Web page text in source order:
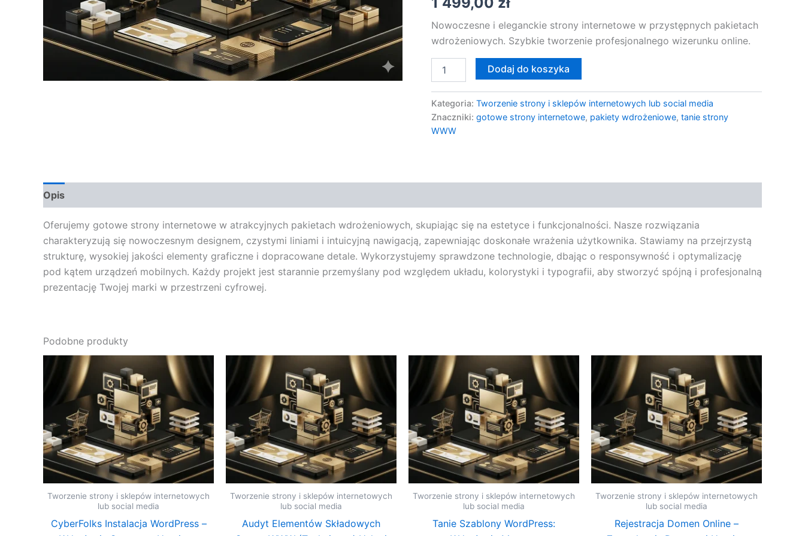
Nowoczesne i eleganckie strony internetowe w przystępnych pakietach
wdrożeniowych. Szybkie tworzenie profesjonalnego wizerunku online.
Dodaj do koszyka
Kategoria: Tworzenie strony i sklepów internetowych lub social media
Znaczniki: gotowe strony internetowe, pakiety wdrożeniowe, tanie strony
WWW
Opis
Oferujemy gotowe strony internetowe w atrakcyjnych pakietach wdrożeniowych, skupiając się na estetyce i funkcjonalności. Nasze rozwiązania
charakteryzują się nowoczesnym designem, czystymi liniami i intuicyjną nawigacją, zapewniając doskonałe wrażenia użytkownika. Stawiamy na przejrzystą
strukturę, wysokiej jakości elementy graficzne i dopracowane detale. Wykorzystujemy sprawdzone technologie, dbając o responsywność i optymalizację
pod kątem urządzeń mobilnych. Każdy projekt jest starannie przemyślany pod względem układu, kolorystyki i typografii, aby stworzyć spójną i profesjonalną
prezentację Twojej marki w przestrzeni cyfrowej.
Podobne produkty
Tworzenie strony i sklepów internetowych
lub social media
CyberFolks Instalacja WordPress –
Tworzenie strony i sklepów internetowych
lub social media
Audyt Elementów Składowych
Tworzenie strony i sklepów internetowych
lub social media
Tanie Szablony WordPress:
Tworzenie strony i sklepów internetowych
lub social media
Rejestracja Domen Online –